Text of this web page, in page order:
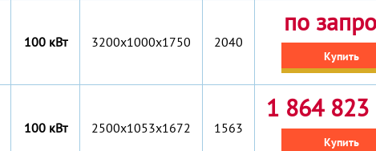
100 кВт 3200x1000x1750 2040
по
Купить
100 кВт 2500x1053x1672 1563
1 864 823
Купить